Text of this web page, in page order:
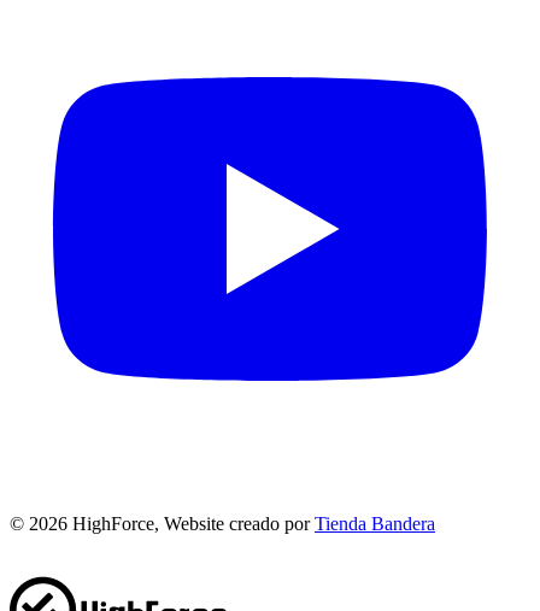
© 2026 HighForce, Website creado por Tienda Bandera